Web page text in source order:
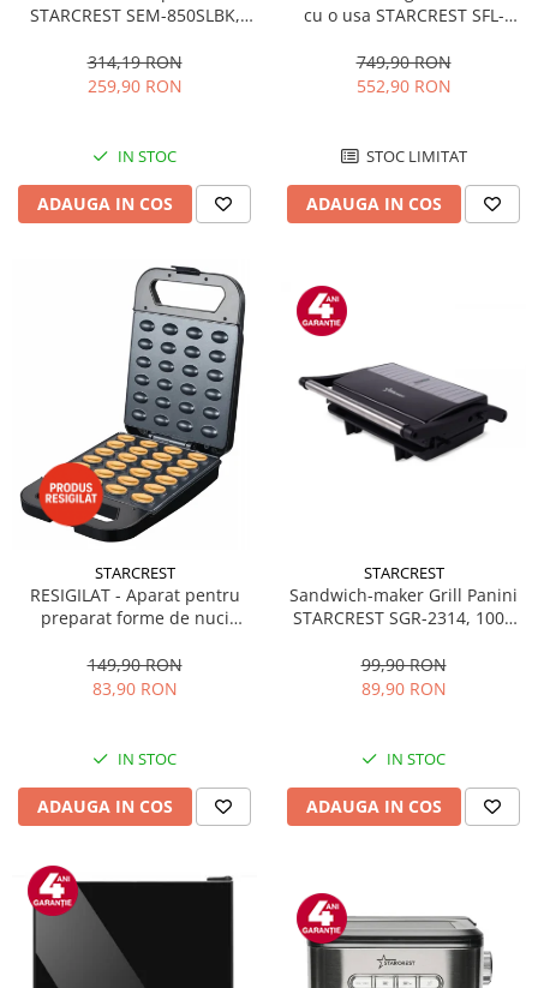
STARCREST SEM-850SLBK,
detasabil 1.5L, dispozitiv
spumare, filtru dublu din
314,19 RON
259,90 RON
IN STOC
ADAUGA IN COS
cu o usa STARCREST SFL-
92L, Iluminare interioara,H 83
cm, Alb
749,90 RON
552,90 RON
STOC LIMITAT
ADAUGA IN COS
STARCREST
RESIGILAT - Aparat pentru
preparat forme de nuci
forme, 1400W, Indicator
luminos, Placi antiaderente,
149,90 RON
83,90 RON
IN STOC
ADAUGA IN COS
STARCREST
Sandwich-maker Grill Panini
STARCREST SGR-2314, 1000
Deschidere 180°, Suprafata
de gatire 23 x 14 cm, Negru
99,90 RON
89,90 RON
IN STOC
ADAUGA IN COS